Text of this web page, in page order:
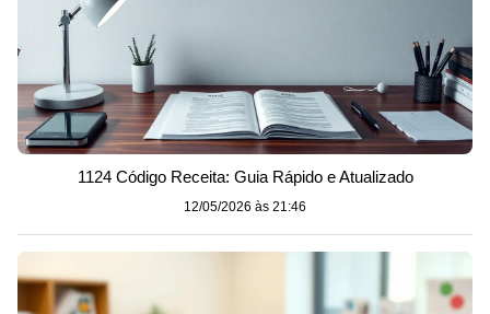
1124 Código Receita: Guia Rápido e Atualizado
12/05/2026 às 21:46